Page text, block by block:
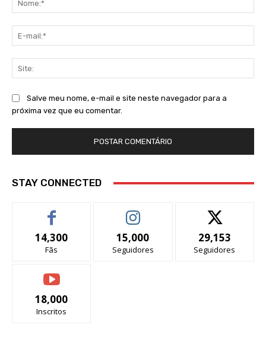
Salve meu nome, e-mail e site neste navegador para a
próxima vez que eu comentar.
STAY CONNECTED
14,300
Fãs
15,000
Seguidores
29,153
Seguidores
18,000
Inscritos